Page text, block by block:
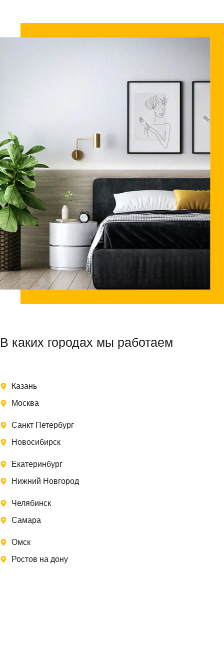
В каких городах мы работаем
Казань
Москва
Санкт Петербург
Новосибирск
Екатеринбург
Нижний Новгород
Челябинск
Самара
Омск
Ростов на дону